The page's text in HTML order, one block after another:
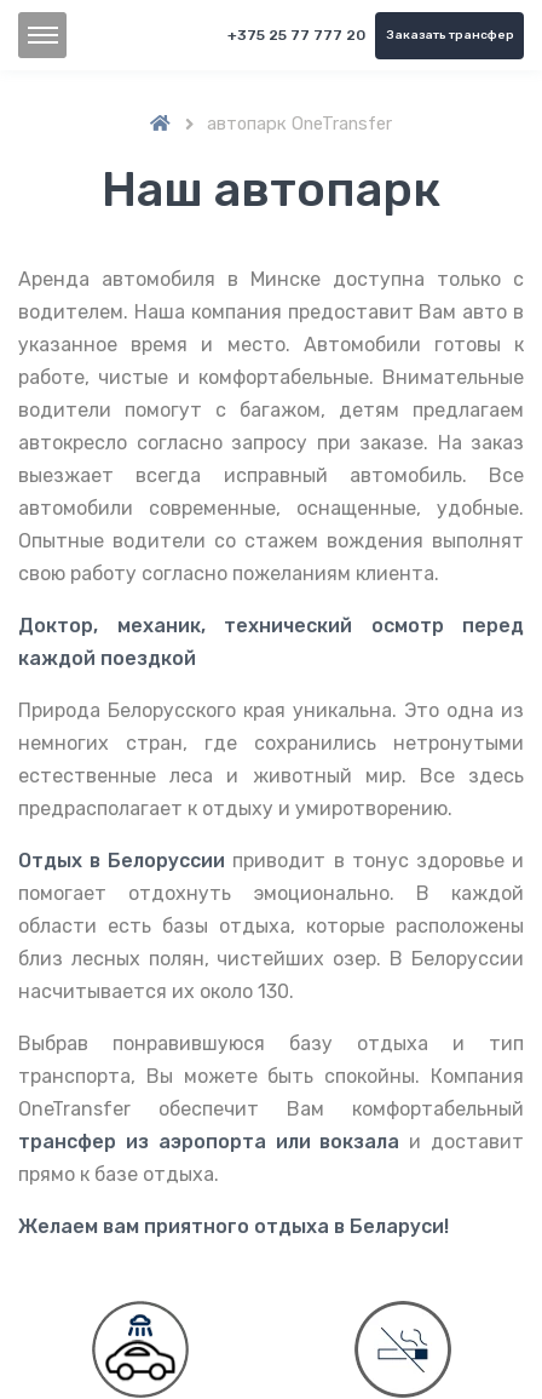
+375 25 77 777 20 Заказать трансфер
 автопарк OneTransfer
Наш автопарк
Аренда автомобиля в Минске доступна только с
водителем. Наша компания предоставит Вам авто в
указанное время и место. Автомобили готовы к
работе, чистые и комфортабельные. Внимательные
водители помогут с багажом, детям предлагаем
автокресло согласно запросу при заказе. На заказ
выезжает всегда исправный автомобиль. Все
автомобили современные, оснащенные, удобные.
Опытные водители со стажем вождения выполнят
свою работу согласно пожеланиям клиента.
Доктор, механик, технический осмотр перед
каждой поездкой
Природа Белорусского края уникальна. Это одна из
немногих стран, где сохранились нетронутыми
естественные леса и животный мир. Все здесь
предрасполагает к отдыху и умиротворению.
Отдых в Белоруссии приводит в тонус здоровье и
помогает отдохнуть эмоционально. В каждой
области есть базы отдыха, которые расположены
близ лесных полян, чистейших озер. В Белоруссии
насчитывается их около 130.
Выбрав понравившуюся базу отдыха и тип
транспорта, Вы можете быть спокойны. Компания
OneTransfer обеспечит Вам комфортабельный
трансфер из аэропорта или вокзала и доставит
прямо к базе отдыха.
Желаем вам приятного отдыха в Беларуси!